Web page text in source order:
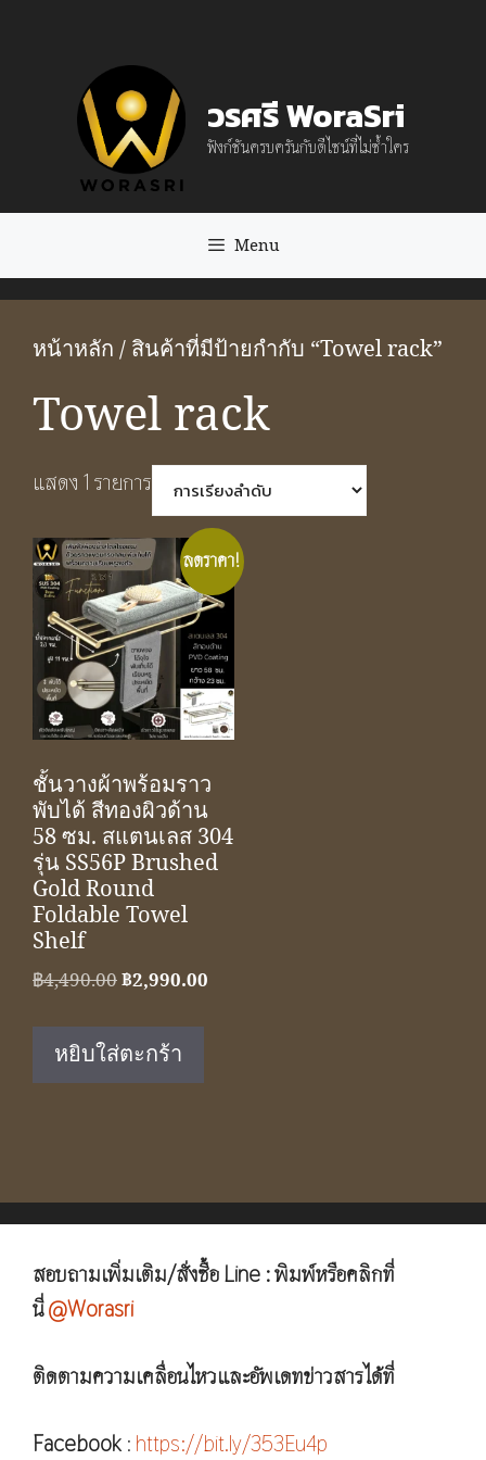
วรศรี WoraSri
ฟังก์ชันครบครันกับดีไซน์ที่ไม่ซ้ำใคร
Menu
หน้าหลัก / สินค้าที่มีป้ายกำกับ “Towel rack”
Towel rack
แสดง 1 รายการ
ลดราคา!
ชั้นวางผ้าพร้อมราว
พับได้ สีทองผิวด้าน
58 ซม. สแตนเลส 304
รุ่น SS56P Brushed
Gold Round
Foldable Towel
Shelf
฿4,490.00Original
฿4,490.00.
฿2,990.00
หยิบใส่ตะกร้า
สอบถามเพิ่มเติม/สั่งซื้อ Line : พิมพ์หรือคลิกที่
นี่@Worasri
ติดตามความเคลื่อนไหวและอัพเดทข่าวสารได้ที่
Facebook : https://bit.ly/353Eu4p